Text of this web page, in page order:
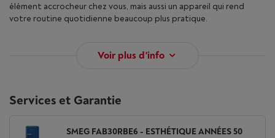
élément accrocheur chez vous, mais aussi un appareil qui rend
votre routine quotidienne beaucoup plus pratique.
Voir plus d'info
Services et Garantie
SMEG FAB30RBE6 - ESTHÉTIQUE ANNÉES 50